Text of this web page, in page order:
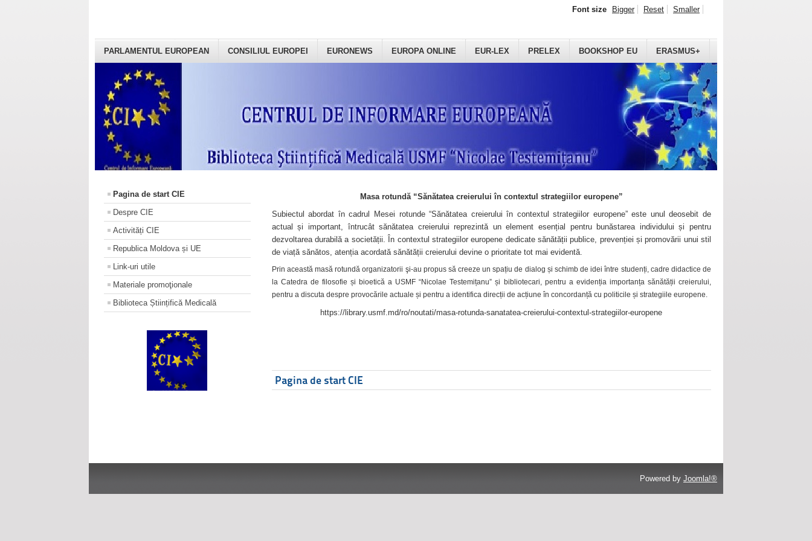
PARLAMENTUL EUROPEAN CONSILIUL EUROPEI EURONEWS EUROPA ONLINE EUR-LEX PRELEX BOOKSHOP EU ERASMUS+
Font size Bigger Reset Smaller
Pagina de start CIE
Despre CIE
Activități CIE
Republica Moldova și UE
Link-uri utile
Materiale promoţionale
Biblioteca Științifică Medicală
Masa rotundă “Sănătatea creierului în contextul strategiilor europene”
Subiectul abordat în cadrul Mesei rotunde “Sănătatea creierului în contextul strategiilor europene” este unul deosebit de
actual și important, întrucât sănătatea creierului reprezintă un element esențial pentru bunăstarea individului și pentru
dezvoltarea durabilă a societății. În contextul strategiilor europene dedicate sănătății publice, prevenției și promovării unui stil
de viață sănătos, atenția acordată sănătății creierului devine o prioritate tot mai evidentă.
Prin această masă rotundă organizatorii şi-au propus să creeze un spațiu de dialog și schimb de idei între studenți, cadre didactice de
la Catedra de filosofie și bioetică a USMF “Nicolae Testemițanu” și bibliotecari, pentru a evidenția importanța sănătății creierului,
pentru a discuta despre provocările actuale și pentru a identifica direcții de acțiune în concordanță cu politicile și strategiile europene.
https://library.usmf.md/ro/noutati/masa-rotunda-sanatatea-creierului-contextul-strategiilor-europene
Pagina de start CIE
Powered by Joomla!®